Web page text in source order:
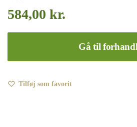
584,00 kr.
Gå til
Tilføj som favorit